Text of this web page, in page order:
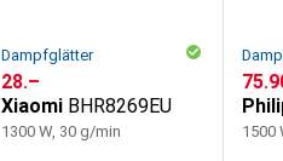
Dampfglätter
CHF
28.–
Xiaomi BHR8269EU
1300 W, 30 g/min
CHF
1500